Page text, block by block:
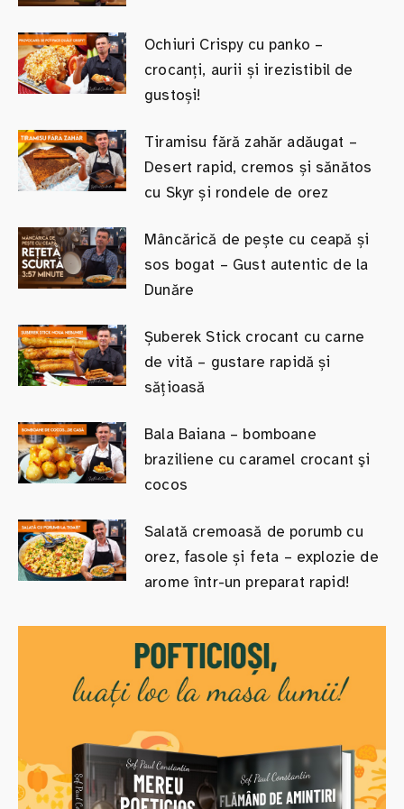
Ochiuri Crispy cu panko –
crocanți, aurii și irezistibil de
gustoși!
Tiramisu fără zahăr adăugat –
Desert rapid, cremos și sănătos
cu Skyr și rondele de orez
Mâncărică de pește cu ceapă și
sos bogat – Gust autentic de la
Dunăre
Șuberek Stick crocant cu carne
de vită – gustare rapidă și
sățioasă
Bala Baiana – bomboane
braziliene cu caramel crocant şi
cocos
Salată cremoasă de porumb cu
orez, fasole și feta – explozie de
arome într-un preparat rapid!